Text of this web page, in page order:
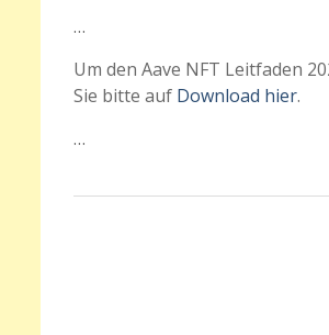
…
Um den Aave NFT Leitfaden
Sie bitte auf Download hier.
…